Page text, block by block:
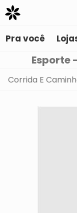
Pra você
Esporte
Corrida E